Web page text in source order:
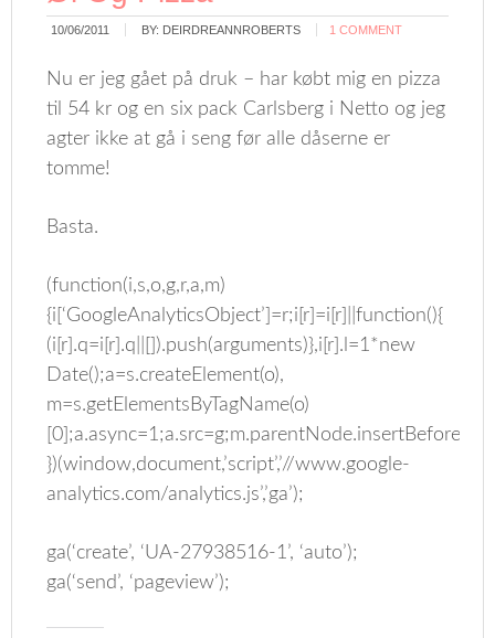
10/06/2011 BY: DEIRDREANNROBERTS 1 COMMENT
Nu er jeg gået på druk – har købt mig en pizza
til 54 kr og en six pack Carlsberg i Netto og jeg
agter ikke at gå i seng før alle dåserne er
tomme!
Basta.
(function(i,s,o,g,r,a,m)
{i[‘GoogleAnalyticsObject’]=r;i[r]=i[r]||function(){
(i[r].q=i[r].q||[]).push(arguments)},i[r].l=1*new
Date();a=s.createElement(o),
m=s.getElementsByTagName(o)
})(window,document,’script’,’//www.google-
analytics.com/analytics.js’,’ga’);
ga(‘create’, ‘UA-27938516-1’, ‘auto’);
ga(‘send’, ‘pageview’);